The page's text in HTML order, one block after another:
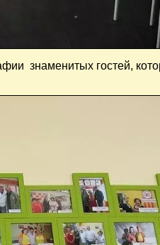
знаменитых гостей,